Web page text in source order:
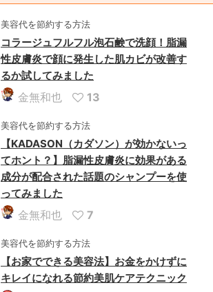
美容代を節約する方法
コラージュフルフル泡石鹸で洗顔！脂漏
性皮膚炎で顔に発生した肌カビが改善す
るか試してみました
金無和也 13
美容代を節約する方法
【KADASON（カダソン）が効かないっ
てホント？】脂漏性皮膚炎に効果がある
成分が配合された話題のシャンプーを使
ってみました
金無和也 7
美容代を節約する方法
【お家でできる美容法】お金をかけずに
キレイになれる節約美肌ケアテクニック